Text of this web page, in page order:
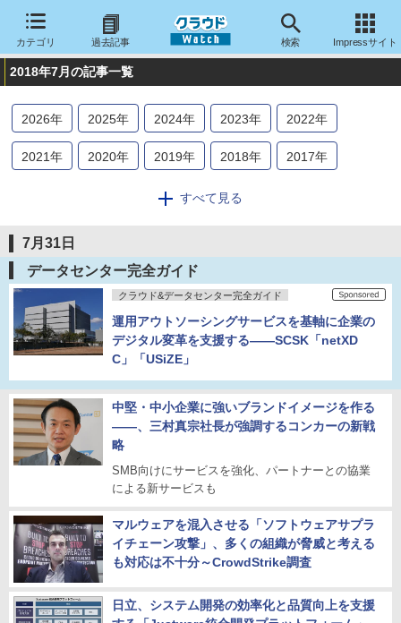
カテゴリ 過去記事 検索 Impressサイト
2018年7月の記事一覧
2026年 2025年 2024年 2023年 2022年
2021年 2020年 2019年 2018年 2017年
2014年 2013
2006年 2005年 2004年
すべて見る
7月31日
データセンター完全ガイド
クラウド&データセンター完全ガイド
運用アウトソーシングサービスを基軸に企業の
デジタル変革を支援する――SCSK「netXD
C」「USiZE」
中堅・中小企業に強いブランドイメージを作る
――、三村真宗社長が強調するコンカーの新戦
略
SMB向けにサービスを強化、パートナーとの協業
による新サービスも
マルウェアを混入させる「ソフトウェアサプラ
イチェーン攻撃」、多くの組織が脅威と考える
も対応は不十分～CrowdStrike調査
日立、システム開発の効率化と品質向上を支援